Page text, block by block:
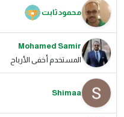
محمود ثابت
Mohamed Samir
المستخدم أخفى الأرباح
Shimaa